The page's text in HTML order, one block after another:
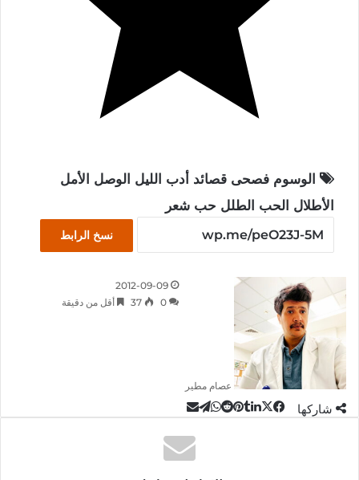
الوسوم فصحى قصائد أدب الليل الوصل الأمل
الأطلال الحب الطلل حب شعر
نسخ الرابط
عصام مطير
2012-09-09
0
37 أقل من دقيقة
شاركها فيسبوك‫Xلينكدإن
بينتيريست
واتساب
تيلقرام
مشاركة
البريد